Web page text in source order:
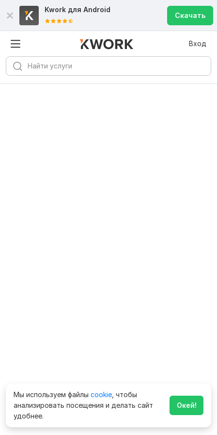
Kwork для Android
Скачать
Вход
Мы используем файлы cookie , чтобы
анализировать посещения и делать сайт
удобнее.
Окей!